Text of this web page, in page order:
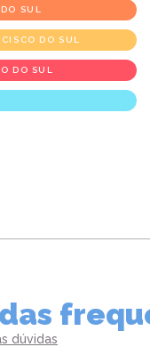
SUL
DO SUL
DO SUL
dúvidas